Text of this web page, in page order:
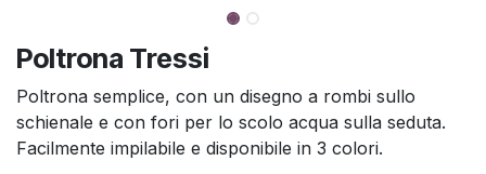
Poltrona Tressi
Poltrona semplice, con un disegno a rombi sullo
schienale e con fori per lo scolo acqua sulla seduta.
Facilmente impilabile e disponibile in 3 colori.